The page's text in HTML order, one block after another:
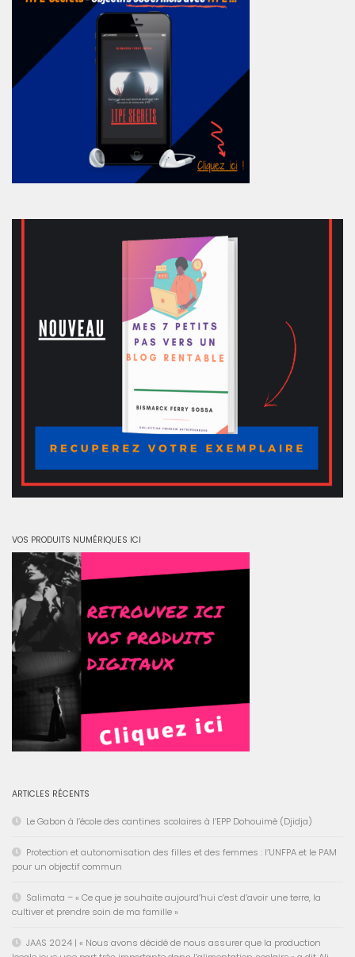
VOS PRODUITS NUMÉRIQUES ICI
ARTICLES RÉCENTS
Le Gabon à l’école des cantines scolaires à l’EPP Dohouimè (Djidja)
Protection et autonomisation des filles et des femmes : l’UNFPA et le PAM
pour un objectif commun
Salimata – « Ce que je souhaite aujourd’hui c’est d’avoir une terre, la
cultiver et prendre soin de ma famille »
JAAS 2024 | « Nous avons décidé de nous assurer que la production